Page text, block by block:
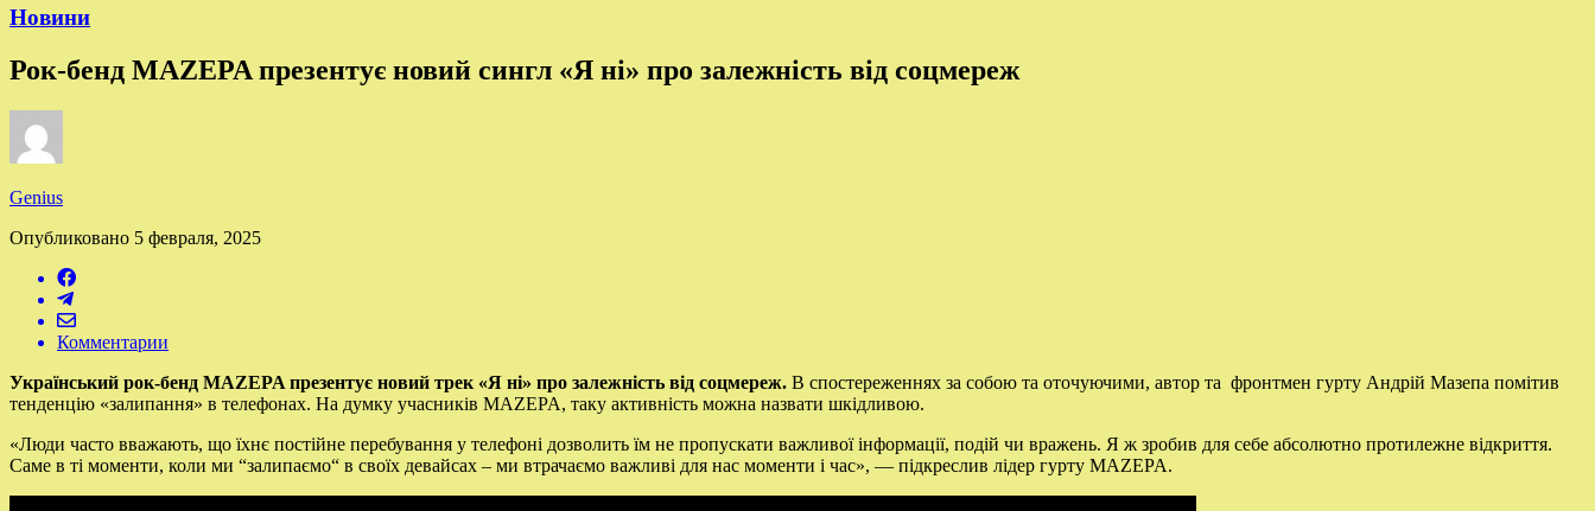
Новини
Рок-бенд MAZEPA презентує новий сингл «Я ні» про залежність від соцмереж
Genius
Опубликовано 5 февраля, 2025
Комментарии
Український рок-бенд MAZEPA презентує новий трек «Я ні» про залежність від соцмереж. В спостереженнях за собою та оточуючими, автор та фронтмен гурту Андрій Мазепа помітив
тенденцію «залипання» в телефонах. На думку учасників MAZEPA, таку активність можна назвати шкідливою.
«Люди часто вважають, що їхнє постійне перебування у телефоні дозволить їм не пропускати важливої інформації, подій чи вражень. Я ж зробив для себе абсолютно протилежне відкриття.
Саме в ті моменти, коли ми “залипаємо“ в своїх девайсах – ми втрачаємо важливі для нас моменти і час», — підкреслив лідер гурту MAZEPA.